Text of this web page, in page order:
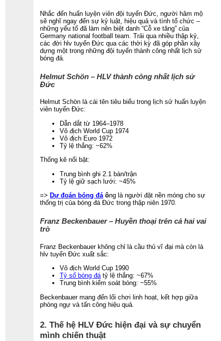
Nhắc đến huấn luyện viên đội tuyển Đức, người hâm mộ
sẽ nghĩ ngay đến sự kỷ luật, hiệu quả và tính tổ chức –
những yếu tố đã làm nên biệt danh “Cỗ xe tăng” của
Germany national football team. Trải qua nhiều thập kỷ,
các đời hlv tuyển Đức qua các thời kỳ đã góp phần xây
dựng một trong những đội tuyển thành công nhất lịch sử
bóng đá.
Helmut Schön – HLV thành công nhất lịch sử
Đức
Helmut Schön là cái tên tiêu biểu trong lịch sử huấn luyện
viên tuyển Đức:
Dẫn dắt từ 1964–1978
Vô địch World Cup 1974
Vô địch Euro 1972
Tỷ lệ thắng: ~62%
Thống kê nổi bật:
Trung bình ghi 2.1 bàn/trận
Tỷ lệ giữ sạch lưới: ~45%
=> Dự đoán bóng đá ông là người đặt nền móng cho sự
thống trị của bóng đá Đức trong thập niên 1970.
Franz Beckenbauer – Huyền thoại trên cả hai vai
trò
Franz Beckenbauer không chỉ là cầu thủ vĩ đại mà còn là
hlv tuyển Đức xuất sắc:
Vô địch World Cup 1990
Tỷ số bóng đátỷ lệ thắng: ~67%
Trung bình kiểm soát bóng: ~55%
Beckenbauer mang đến lối chơi linh hoạt, kết hợp giữa
phòng ngự và tấn công hiệu quả.
2. Thế hệ HLV Đức hiện đại và sự chuyển
mình chiến thuật